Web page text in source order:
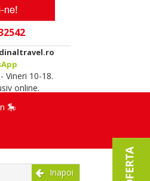
Vineri 10-18.
online.
🎠
Inapoi